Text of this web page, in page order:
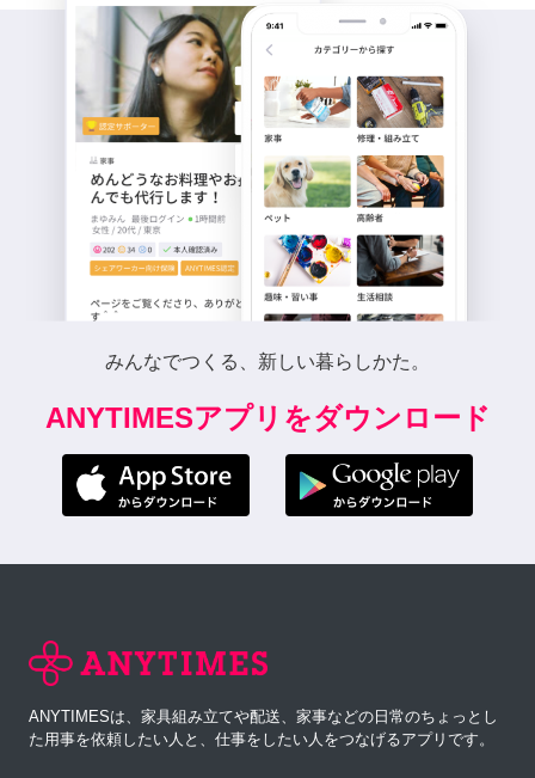
みんなでつくる、新しい暮らしかた。
ANYTIMESアプリをダウンロード
ANYTIMESは、家具組み立てや配送、家事などの日常のちょっとし
た用事を依頼したい人と、仕事をしたい人をつなげるアプリです。